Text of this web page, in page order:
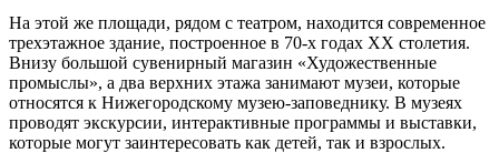
На этой же площади, рядом с театром, находится современное
трехэтажное здание, построенное в 70-х годах XX столетия.
Внизу большой сувенирный магазин «Художественные
промыслы», а два верхних этажа занимают музеи, которые
относятся к Нижегородскому музею-заповеднику. В музеях
проводят экскурсии, интерактивные программы и выставки,
которые могут заинтересовать как детей, так и взрослых.